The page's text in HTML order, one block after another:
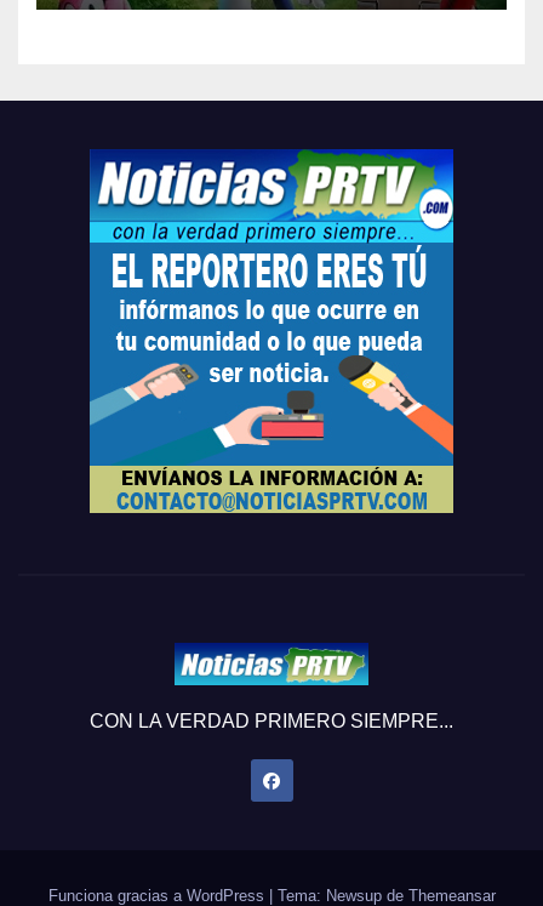
CON LA VERDAD PRIMERO SIEMPRE...
Funciona gracias a WordPress | Tema: Newsup de Themeansar